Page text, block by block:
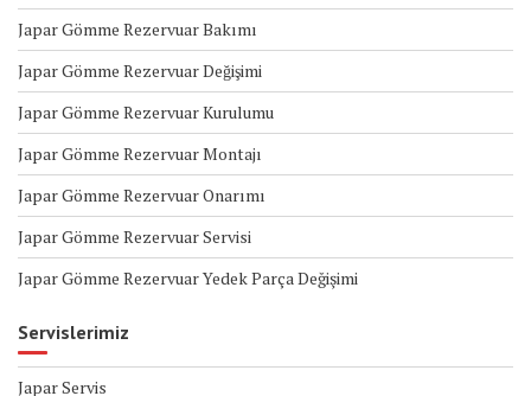
Japar Gömme Rezervuar Bakımı
Japar Gömme Rezervuar Değişimi
Japar Gömme Rezervuar Kurulumu
Japar Gömme Rezervuar Montajı
Japar Gömme Rezervuar Onarımı
Japar Gömme Rezervuar Servisi
Japar Gömme Rezervuar Yedek Parça Değişimi
Servislerimiz
Japar Servis